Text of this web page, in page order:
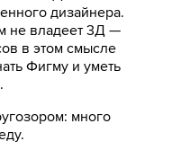
дизайнера.
не владеет 3Д —
в этом смысле
Фигму и уметь
много